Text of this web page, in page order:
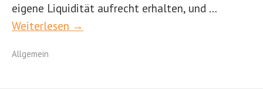
eigene Liquidität aufrecht erhalten, und …
Weiterlesen →
Allgemein